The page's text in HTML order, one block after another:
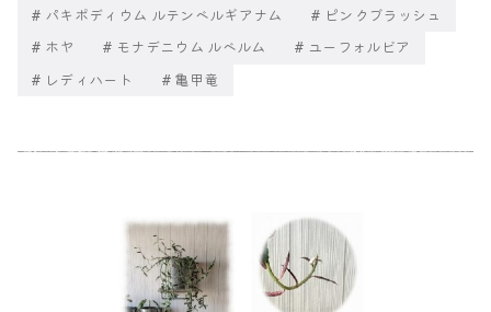
パキポディウム ルテンベルギアナム
ピンクブラッシュ
ホヤ
モナデニウム ルベルム
ユーフォルビア
レディハート
亀甲竜